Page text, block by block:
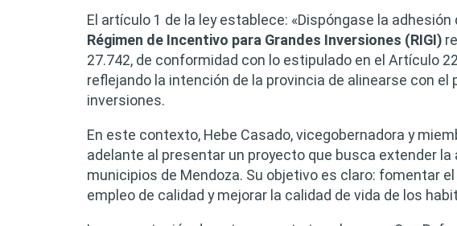
El artículo 1 de la ley establece: «Dispóngase la adhesión
Régimen de Incentivo para Grandes Inversiones (RIGI)
27.742, de conformidad con lo estipulado en el Artículo
reflejando la intención de la provincia de alinearse con
inversiones.
En este contexto, Hebe Casado, vicegobernadora y
adelante al presentar un proyecto que busca extender la
municipios de Mendoza. Su objetivo es claro: fomentar
empleo de calidad y mejorar la calidad de vida de los